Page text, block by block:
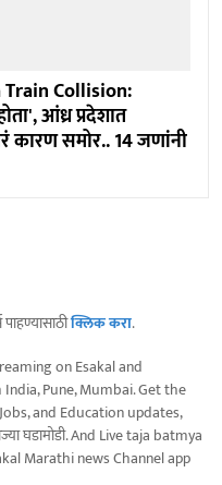
Collision:
आंध्र प्रदेशात
कारण समोर.. 14 जणांनी
क्लिक करा.
on Esakal and
Pune, Mumbai. Get the
and Education updates,
घडामोडी. And Live taja batmya
Marathi news Channel app